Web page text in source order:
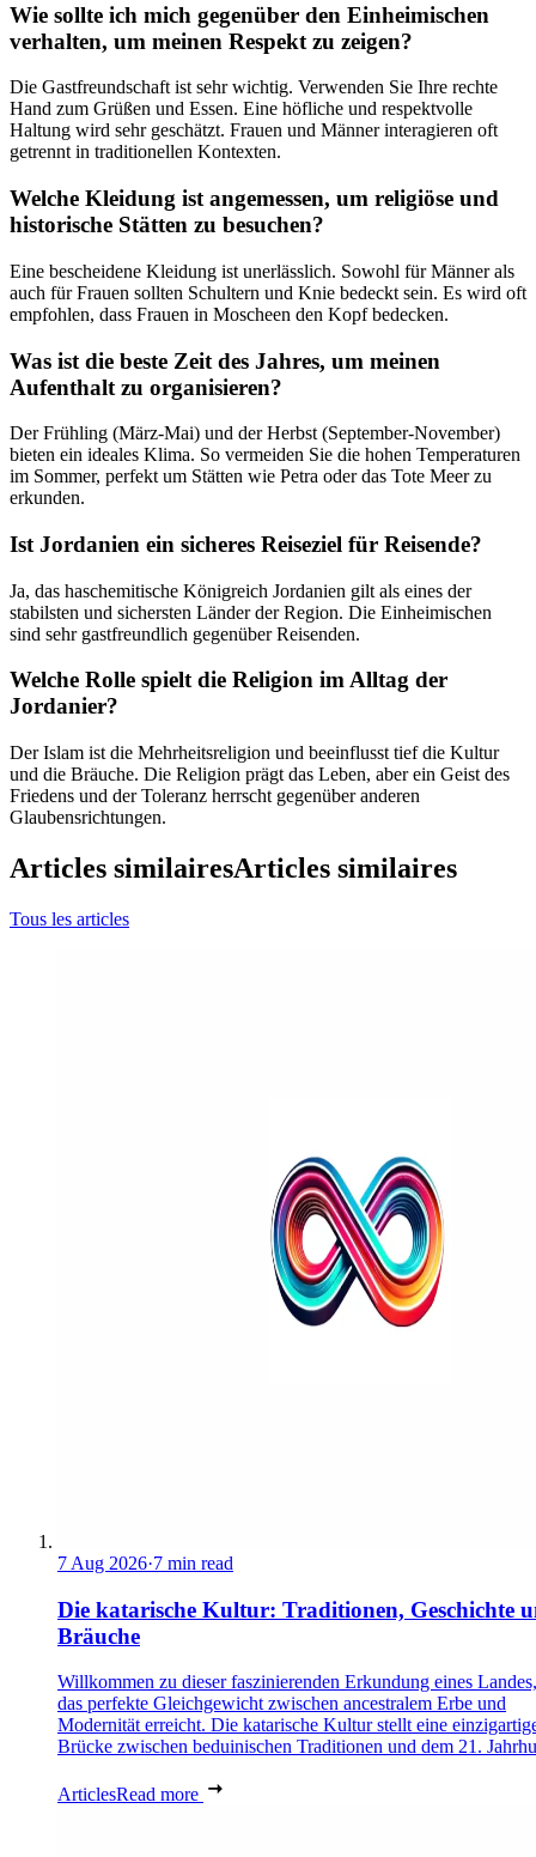
Wie sollte ich mich gegenüber den Einheimischen
verhalten, um meinen Respekt zu zeigen?
Die Gastfreundschaft ist sehr wichtig. Verwenden Sie Ihre rechte
Hand zum Grüßen und Essen. Eine höfliche und respektvolle
Haltung wird sehr geschätzt. Frauen und Männer interagieren oft
getrennt in traditionellen Kontexten.
Welche Kleidung ist angemessen, um religiöse und
historische Stätten zu besuchen?
Eine bescheidene Kleidung ist unerlässlich. Sowohl für Männer als
auch für Frauen sollten Schultern und Knie bedeckt sein. Es wird oft
empfohlen, dass Frauen in Moscheen den Kopf bedecken.
Was ist die beste Zeit des Jahres, um meinen
Aufenthalt zu organisieren?
Der Frühling (März-Mai) und der Herbst (September-November)
bieten ein ideales Klima. So vermeiden Sie die hohen Temperaturen
im Sommer, perfekt um Stätten wie Petra oder das Tote Meer zu
erkunden.
Ist Jordanien ein sicheres Reiseziel für Reisende?
Ja, das haschemitische Königreich Jordanien gilt als eines der
stabilsten und sichersten Länder der Region. Die Einheimischen
sind sehr gastfreundlich gegenüber Reisenden.
Welche Rolle spielt die Religion im Alltag der
Jordanier?
Der Islam ist die Mehrheitsreligion und beeinflusst tief die Kultur
und die Bräuche. Die Religion prägt das Leben, aber ein Geist des
Friedens und der Toleranz herrscht gegenüber anderen
Glaubensrichtungen.
Articles similairesArticles similaires
Tous les articles
7 Aug 2026·7 min read
Die katarische Kultur: Traditionen, Geschichte
Bräuche
Willkommen zu dieser faszinierenden Erkundung eines
das perfekte Gleichgewicht zwischen ancestralem Erbe und
Modernität erreicht. Die katarische Kultur stellt eine
Brücke zwischen beduinischen Traditionen und dem 21.
ArticlesRead more